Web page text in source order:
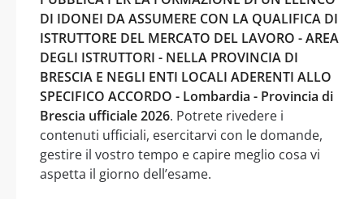
DI IDONEI DA ASSUMERE CON LA QUALIFICA DI
ISTRUTTORE DEL MERCATO DEL LAVORO - AREA
DEGLI ISTRUTTORI - NELLA PROVINCIA DI
BRESCIA E NEGLI ENTI LOCALI ADERENTI ALLO
SPECIFICO ACCORDO - Lombardia - Provincia di
Brescia ufficiale 2026. Potrete rivedere i
contenuti ufficiali, esercitarvi con le domande,
gestire il vostro tempo e capire meglio cosa vi
aspetta il giorno dell’esame.